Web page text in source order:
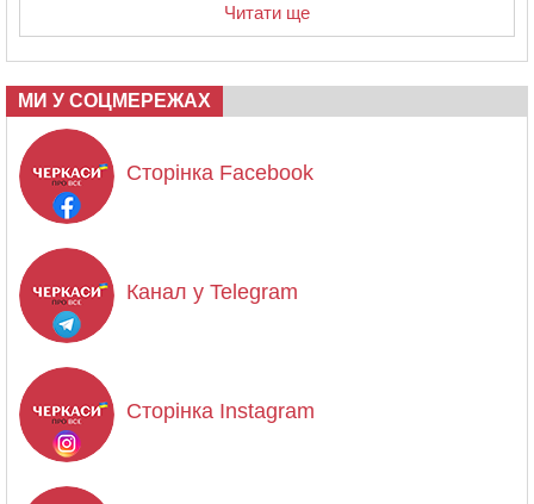
Читати ще
МИ У СОЦМЕРЕЖАХ
Сторінка Facebook
Канал у Telegram
Сторінка Instagram